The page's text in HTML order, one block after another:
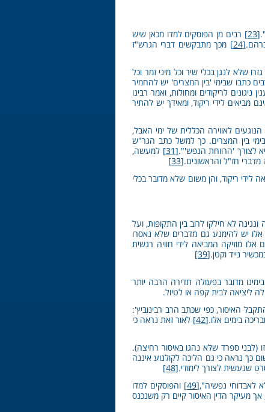
[23]
רבים מן הפוסקים למדו מכאן שיש
[24]
מכך מתבקשים דברי הגרש"ז
שלא לנגן בכלי שיר וכל מיני זמר וכל
כתבו שבימי 'בין המצרים' יש להחמיר
לריקודים ומחולות, ואמר רבינו
מביאים לידי ריקוד, ומאידך יש להתיר
לאווירה הכללית של ימי האבל,
בין המצרים. כך למשל כתב הגר"ש
לצורך 'הרווחת הנפש'".[31]
למעשה,
חז"ל והראשונים.[33]
לידי ריקוד, והן משום שלא מדובר בכלי
לא חילקו לרוב בין התקופות, ועל
יש להימנע גם מדברים שלא נאסרו
מוזיקה המביאה לידי חוויה רגשית
נייד וקטן.[39]
מדובר בפעולה תדירה הרבה יותר
ליציאה לבית קפה או לטיול.
האיסור, כפי שכתב הרב רבינוביץ':
בימים אלו.[42]
לאור זאת נראה כי
(לבני ספרד שלא נהגו באיסור רחיצה).
כך נראה כי גם הליכה לקולנוע איננה
שנעשית לצורך לימודי.[48]
לאבדוחי נפשיה",[49]
והפוסקים למדו
מעיקר הדין האיסור קיים רק משנכנס